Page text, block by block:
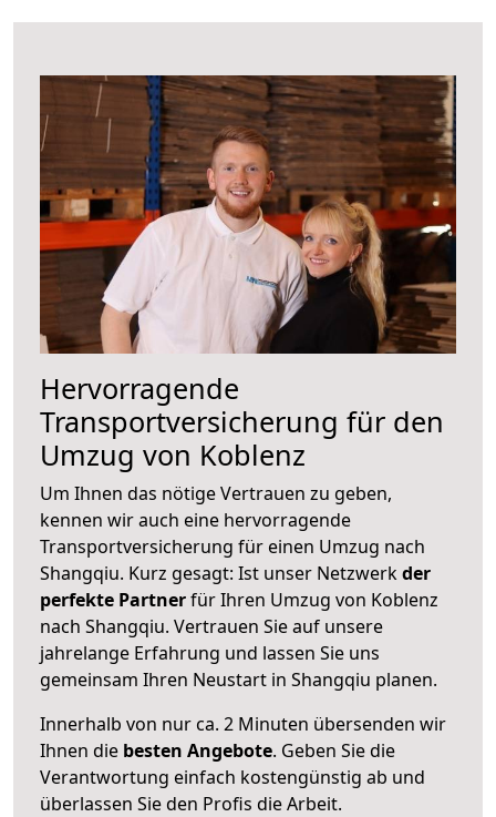
Hervorragende
Transportversicherung für den
Umzug von Koblenz
Um Ihnen das nötige Vertrauen zu geben,
kennen wir auch eine hervorragende
Transportversicherung für einen Umzug nach
Shangqiu. Kurz gesagt: Ist unser Netzwerkder
perfekte Partnerfür Ihren Umzug von Koblenz
nach Shangqiu. Vertrauen Sie auf unsere
jahrelange Erfahrung und lassen Sie uns
gemeinsam Ihren Neustart in Shangqiu planen.
Innerhalb von nur ca. 2 Minuten übersenden wir
Ihnen die besten Angebote. Geben Sie die
Verantwortung einfach kostengünstig ab und
überlassen Sie den Profis die Arbeit.